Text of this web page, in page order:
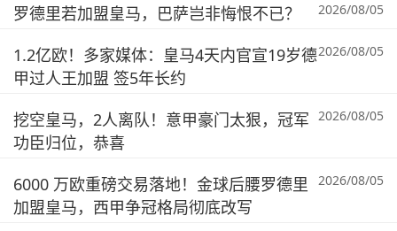
罗德里若加盟皇马，巴萨岂非悔恨不已？ 2026/08/05
1.2亿欧！多家媒体：皇马4天内官宣19岁德
甲过人王加盟 签5年长约
2026/08/05
挖空皇马，2人离队！意甲豪门太狠，冠军
功臣归位，恭喜
2026/08/05
6000 万欧重磅交易落地！金球后腰罗德里
加盟皇马，西甲争冠格局彻底改写
2026/08/05